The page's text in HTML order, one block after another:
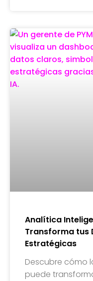
Analítica
Transforma tus
Estratégicas
Descubre cómo
puede